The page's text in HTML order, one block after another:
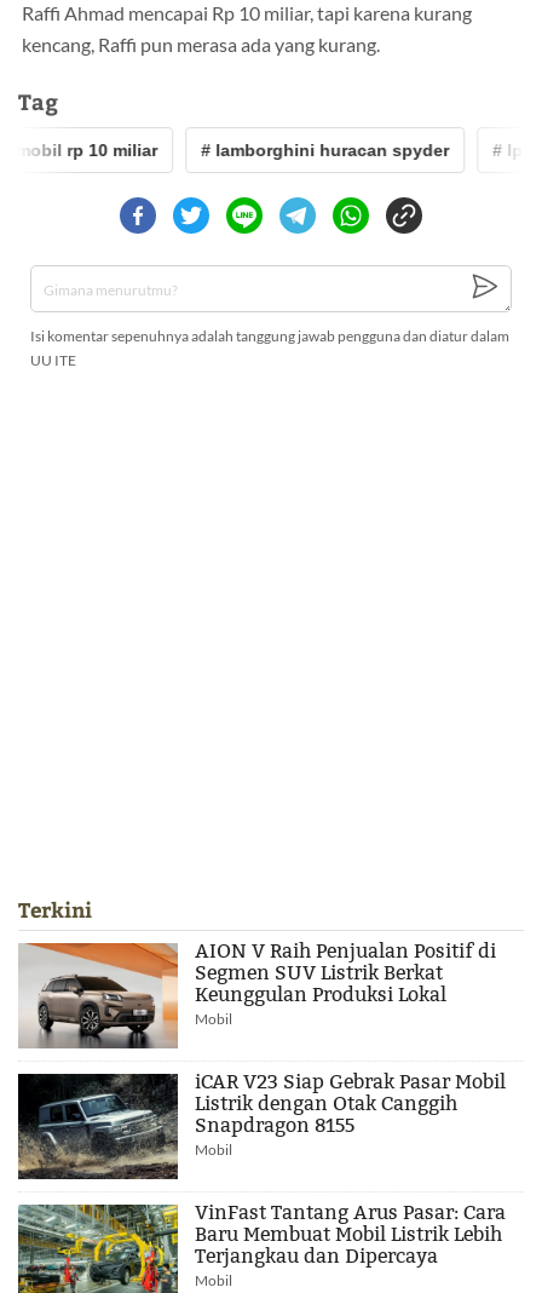
Raffi Ahmad mencapai Rp 10 miliar, tapi karena kurang
kencang, Raffi pun merasa ada yang kurang.
Tag
rp 10 miliar # lamborghini huracan spyder # lp580
Isi komentar sepenuhnya adalah tanggung jawab pengguna dan diatur dalam
UU ITE
Terkini
AION V Raih Penjualan Positif di
Segmen SUV Listrik Berkat
Keunggulan Produksi Lokal
Mobil
iCAR V23 Siap Gebrak Pasar Mobil
Listrik dengan Otak Canggih
Snapdragon 8155
Mobil
VinFast Tantang Arus Pasar: Cara
Baru Membuat Mobil Listrik Lebih
Terjangkau dan Dipercaya
Mobil